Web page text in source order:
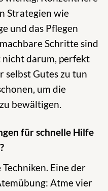
Strategien wie
und das Pflegen
Schritte sind
nicht darum, perfekt
selbst Gutes zu tun
um die
bewältigen.
für schnelle Hilfe
Eine der
Atme vier